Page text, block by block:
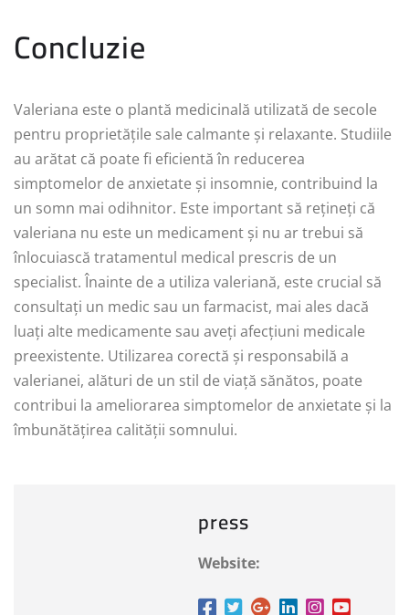
Concluzie
Valeriana este o plantă medicinală utilizată de secole
pentru proprietățile sale calmante și relaxante. Studiile
au arătat că poate fi eficientă în reducerea
simptomelor de anxietate și insomnie, contribuind la
un somn mai odihnitor. Este important să rețineți că
valeriana nu este un medicament și nu ar trebui să
înlocuiască tratamentul medical prescris de un
specialist. Înainte de a utiliza valeriană, este crucial să
consultați un medic sau un farmacist, mai ales dacă
luați alte medicamente sau aveți afecțiuni medicale
preexistente. Utilizarea corectă și responsabilă a
valerianei, alături de un stil de viață sănătos, poate
contribui la ameliorarea simptomelor de anxietate și la
îmbunătățirea calității somnului.
press
Website: